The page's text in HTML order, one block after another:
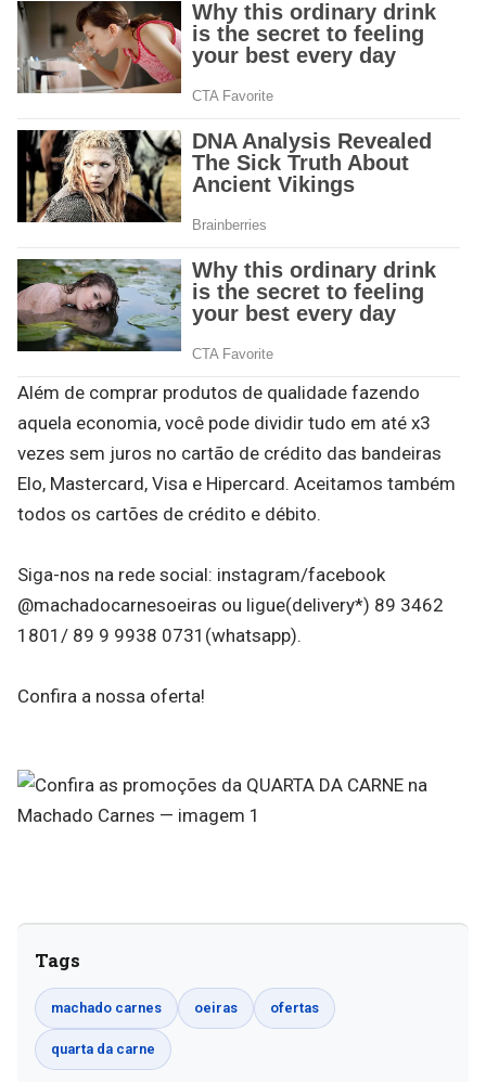
Além de comprar produtos de qualidade fazendo
aquela economia, você pode dividir tudo em até x3
vezes sem juros no cartão de crédito das bandeiras
Elo, Mastercard, Visa e Hipercard. Aceitamos também
todos os cartões de crédito e débito.
Siga-nos na rede social: instagram/facebook
@machadocarnesoeiras ou ligue(delivery*) 89 3462
1801/ 89 9 9938 0731(whatsapp).
Confira a nossa oferta!
Tags
machado carnes oeiras ofertas
quarta da carne